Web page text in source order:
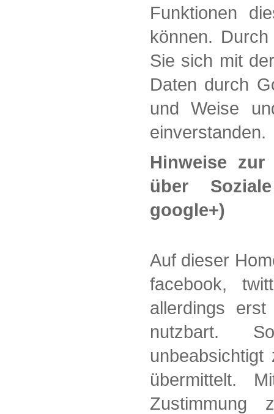
Funktionen
können.
Sie sich mit
Daten durch
und Weise
einverstanden.
Hinweise zur
über
google+)
Auf dieser
facebook,
allerdings
nutzbart.
übermittelt.
Zustimmung